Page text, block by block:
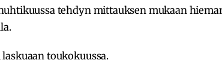
tehdyn mittauksen mukaan
toukokuussa.